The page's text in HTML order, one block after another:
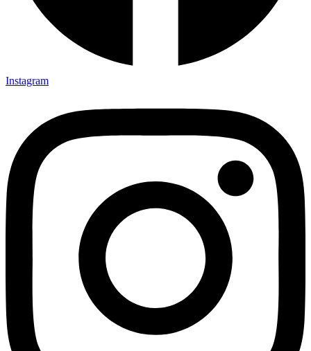
Instagram